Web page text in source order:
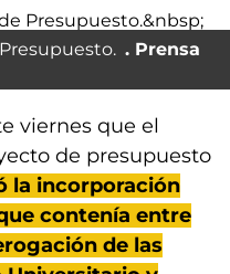
Prensa
viernes que el
de presupuesto
la incorporación
contenía entre
de las